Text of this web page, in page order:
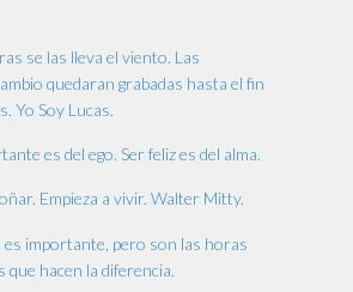
se las lleva el viento. Las
quedaran grabadas hasta el fin
Yo Soy Lucas.
es del ego. Ser feliz es del alma.
Empieza a vivir. Walter Mitty.
es importante, pero son las horas
que hacen la diferencia.